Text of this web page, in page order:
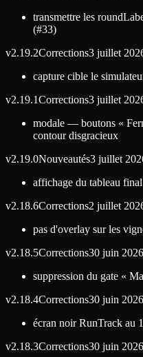
transmettre les
(#33)
v2.19.2Corrections3 juillet
capture cible le
v2.19.1Corrections3 juillet
modale — boutons «
contour disgracieux
v2.19.0Nouveautés3 juillet
affichage du tableau
v2.18.6Corrections2 juillet
pas d'overlay sur les
v2.18.5Corrections30 juin 2026
suppression du gate «
v2.18.4Corrections30 juin 2026
écran noir RunTrack au
v2.18.3Corrections30 juin 2026